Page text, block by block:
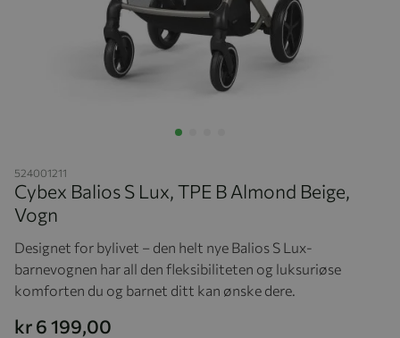
524001211
Cybex Balios S Lux, TPE B Almond Beige,
Vogn
Designet for bylivet – den helt nye Balios S Lux-
barnevognen har all den fleksibiliteten og luksuriøse
komforten du og barnet ditt kan ønske dere.
kr 6 199,00